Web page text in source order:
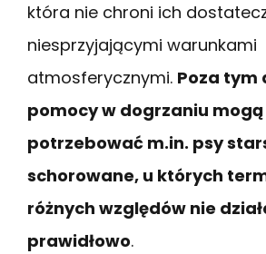
która nie chroni ich
niesprzyjającymi warunkami
atmosferycznymi. Poza tym
pomocy w dogrzaniu mogą
potrzebować m.in. psy
schorowane, u których
różnych względów nie
prawidłowo.